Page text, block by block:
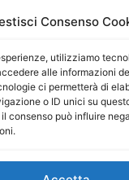
Consenso
utilizziamo
alle informazioni
ci permetterà di
o ID unici su
consenso può influire
29/09/2015
Editoriale: Maurizio
Maria
P.IVA: 06334930820